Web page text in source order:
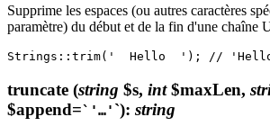
Supprime les espaces (ou autres caractères
paramètre) du début et de la fin d'une chaîne
truncate (string $s, int$maxLen,
$append=`'…' `): string